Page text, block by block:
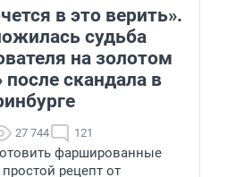
в это верить».
судьба
на золотом
после скандала в
27 744 121
фаршированные
рецепт от